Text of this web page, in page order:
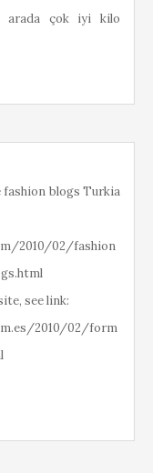
arada çok iyi kilo
fashion blogs Turkia
2010/02/fashion
see link:
2010/02/form